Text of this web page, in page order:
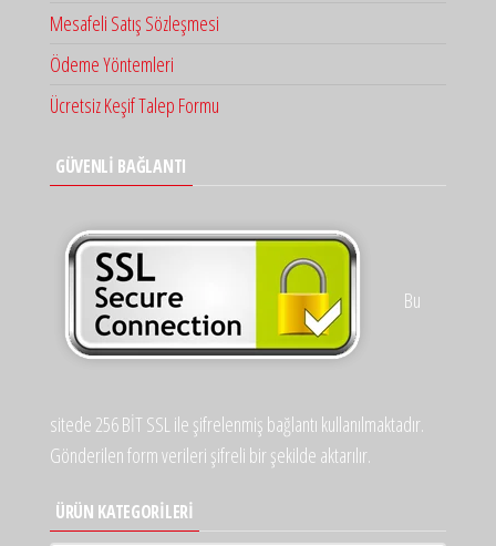
Mesafeli Satış Sözleşmesi
Ödeme Yöntemleri
Ücretsiz Keşif Talep Formu
GÜVENLİ BAĞLANTI
Bu
sitede 256 BİT SSL ile şifrelenmiş bağlantı kullanılmaktadır.
Gönderilen form verileri şifreli bir şekilde aktarılır.
ÜRÜN KATEGORILERI